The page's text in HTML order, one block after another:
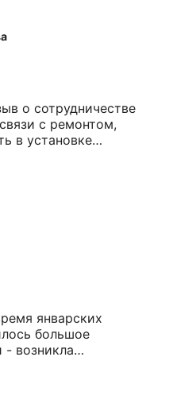
о сотрудничестве
с ремонтом,
в установке
Почитав отзывы,
об этом не
аккуратно, а цены
вас удивят. Мои
я
обязательно
Спасибо за
январских
большое
- возникла
изготовлении и
предложений